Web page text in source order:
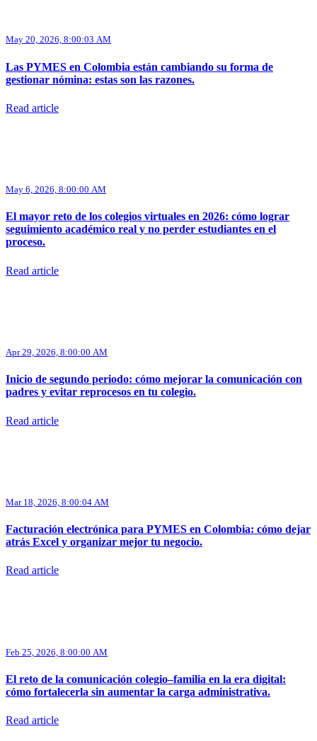
May 20, 2026, 8:00:03 AM
Las PYMES en Colombia están cambiando su forma de
gestionar nómina: estas son las razones.
Read article
May 6, 2026, 8:00:00 AM
El mayor reto de los colegios virtuales en 2026: cómo lograr
seguimiento académico real y no perder estudiantes en el
proceso.
Read article
Apr 29, 2026, 8:00:00 AM
Inicio de segundo periodo: cómo mejorar la comunicación con
padres y evitar reprocesos en tu colegio.
Read article
Mar 18, 2026, 8:00:04 AM
Facturación electrónica para PYMES en Colombia: cómo dejar
atrás Excel y organizar mejor tu negocio.
Read article
Feb 25, 2026, 8:00:00 AM
El reto de la comunicación colegio–familia en la era digital:
cómo fortalecerla sin aumentar la carga administrativa.
Read article